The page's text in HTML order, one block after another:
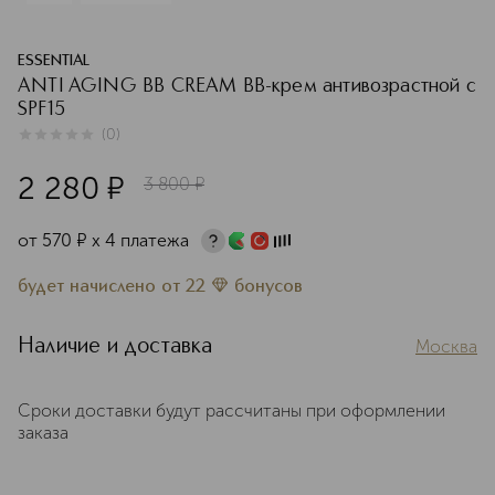
ESSENTIAL
ANTI AGING BB CREAM BB-крем антивозрастной с
SPF15
(0)
2 280 ¤ 3 800 ¤
от 570 ¤ х 4 платежа
будет начислено от 22 бонусов
Наличие и доставка Москва
Сроки доставки будут рассчитаны при оформлении
заказа